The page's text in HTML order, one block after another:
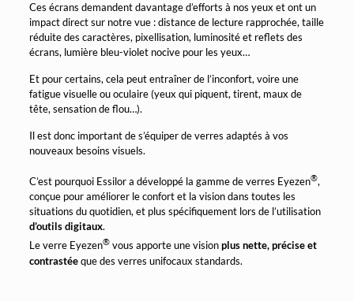
Ces écrans demandent davantage d’efforts à nos yeux et ont un
impact direct sur notre vue : distance de lecture rapprochée, taille
réduite des caractères, pixellisation, luminosité et reflets des
écrans, lumière bleu-violet nocive pour les yeux…
Et pour certains, cela peut entraîner de l’inconfort, voire une
fatigue visuelle ou oculaire (yeux qui piquent, tirent, maux de
tête, sensation de flou…).
Il est donc important de s’équiper de verres adaptés à vos
nouveaux besoins visuels.
C’est pourquoi Essilor a développé la gamme de verres Eyezen®,
conçue pour améliorer le confort et la vision dans toutes les
situations du quotidien, et plus spécifiquement lors de l’utilisation
d’outils digitaux.
Le verre Eyezen®vous apporte une visionplus nette, précise et
contrastéeque des verres unifocaux standards.